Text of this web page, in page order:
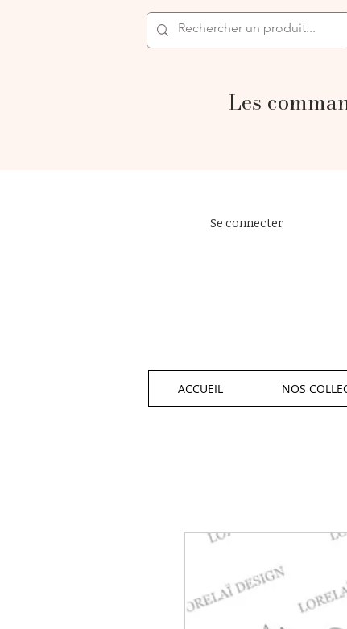
Les
Se connecter
ACCUEIL NOS